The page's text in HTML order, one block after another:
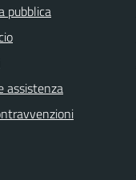
pubblica
assistenza